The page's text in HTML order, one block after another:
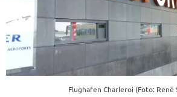
Flughafen Charleroi (Foto: René